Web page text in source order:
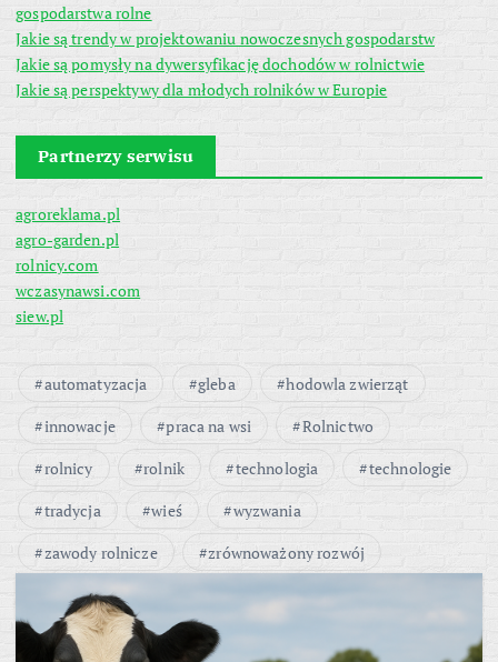
gospodarstwa rolne
Jakie są trendy w projektowaniu nowoczesnych gospodarstw
Jakie są pomysły na dywersyfikację dochodów w rolnictwie
Jakie są perspektywy dla młodych rolników w Europie
Partnerzy serwisu
agroreklama.pl
agro-garden.pl
rolnicy.com
wczasynawsi.com
siew.pl
automatyzacja gleba
hodowla zwierząt
innowacje
praca na wsi
Rolnictwo
rolnicy
rolnik technologia
technologie
tradycja
wieś
wyzwania
zawody rolnicze
zrównoważony rozwój